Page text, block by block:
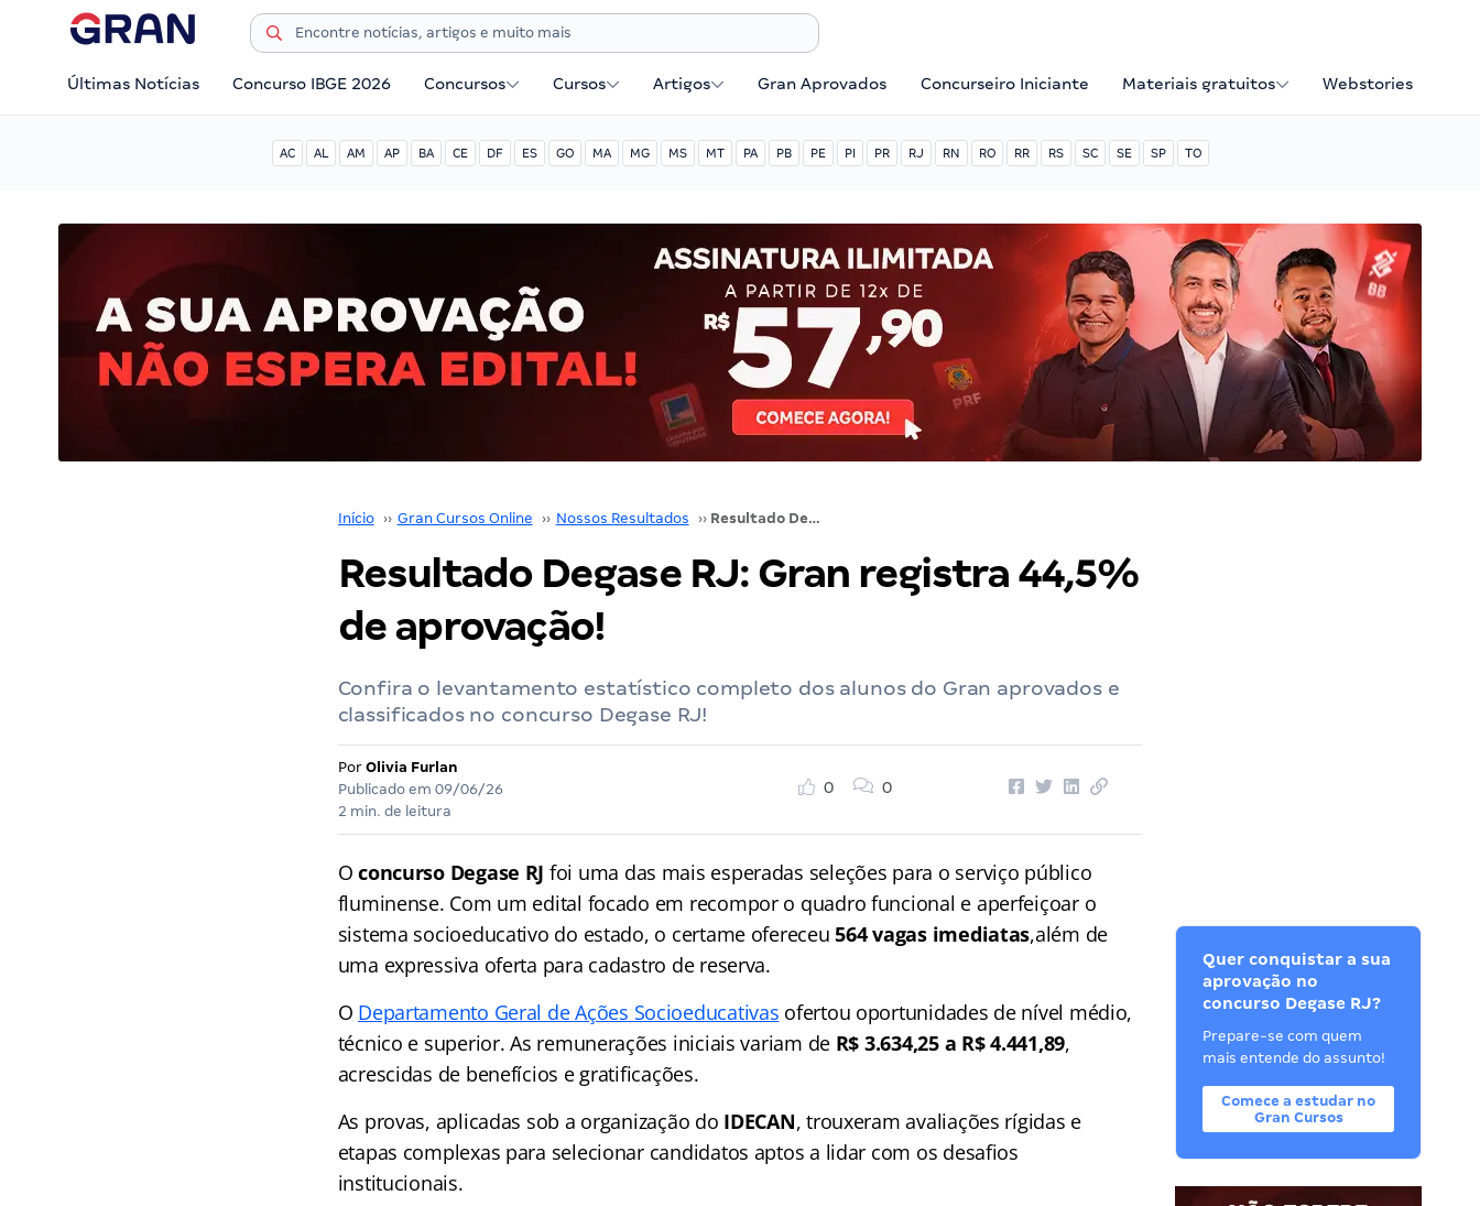
Últimas Notícias Concurso IBGE 2026 Concursos Cursos Artigos Gran Aprovados Concurseiro Iniciante Materiais gratuitos Webstories
AC AL AM AP BA CE DF ES GO MA MG MS MT PA PB PE PI PR RJ RN RO RR RS SC SE SP TO
Início ›› Gran Cursos Online ›› Nossos Resultados ›› Resultado Degase RJ: Gran registra 44,5% de aprovação!
Resultado Degase RJ: Gran registra 44,5%
de aprovação!
Confira o levantamento estatístico completo dos alunos do Gran aprovados e
classificados no concurso Degase RJ!
Por Olivia Furlan
Publicado em 09/06/26
2 min. de leitura
0 0
Oconcurso Degase RJ foi uma das mais esperadas seleções para o serviço público
fluminense. Com um edital focado em recompor o quadro funcional e aperfeiçoar o
sistema socioeducativo do estado, o certame ofereceu564 vagas imediatas,além de
uma expressiva oferta para cadastro de reserva.
O Departamento Geral de Ações Socioeducativas ofertou oportunidades de nível médio,
técnico e superior. As remunerações iniciais variam de R$ 3.634,25 a R$ 4.441,89,
acrescidas de benefícios e gratificações.
As provas, aplicadas sob a organização do IDECAN, trouxeram avaliações rígidas e
etapas complexas para selecionar candidatos aptos a lidar com os desafios
institucionais.
Quer conquistar a sua
aprovação no
concurso Degase RJ?
Prepare-se com quem
mais entende do assunto!
Comece a estudar no
Gran Cursos